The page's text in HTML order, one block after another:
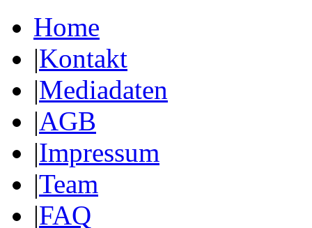
Home
|Kontakt
|Mediadaten
|AGB
|Impressum
|Team
|FAQ